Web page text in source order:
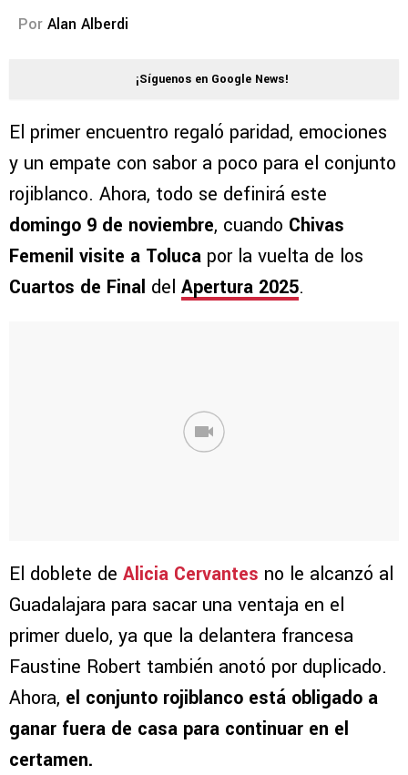
Por Alan Alberdi
¡Síguenos en Google News!
El primer encuentro regaló paridad, emociones
y un empate con sabor a poco para el conjunto
rojiblanco. Ahora, todo se definirá este
domingo 9 de noviembre, cuando Chivas
Femenil visite a Toluca por la vuelta de los
Cuartos de Final del Apertura 2025.
El doblete de Alicia Cervantes no le alcanzó al
Guadalajara para sacar una ventaja en el
primer duelo, ya que la delantera francesa
Faustine Robert también anotó por duplicado.
Ahora, el conjunto rojiblanco está obligado a
ganar fuera de casa para continuar en el
certamen.